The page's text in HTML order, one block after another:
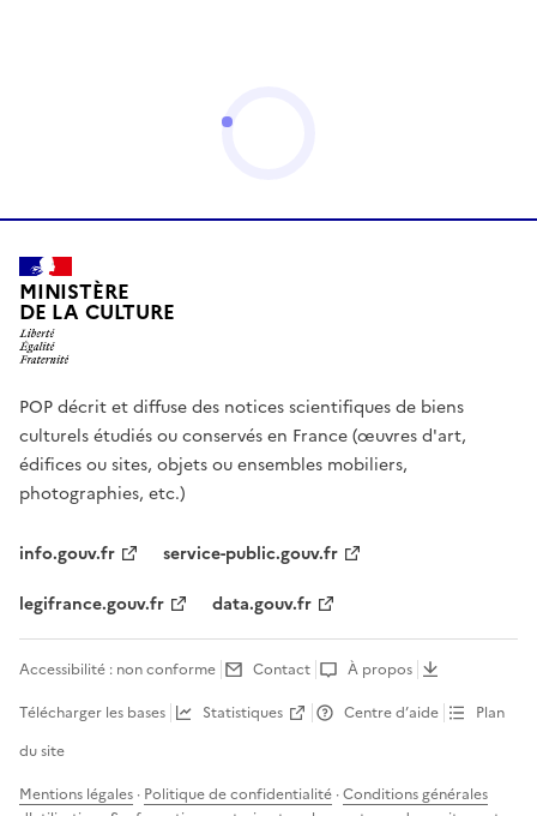
MINISTÈRE
DE LA CULTURE
POP décrit et diffuse des notices scientifiques de biens
culturels étudiés ou conservés en France (œuvres d'art,
édifices ou sites, objets ou ensembles mobiliers,
photographies, etc.)
info.gouv.fr
service-public.gouv.fr
legifrance.gouv.fr
data.gouv.fr
Accessibilité : non conforme Contact
À propos
Télécharger les bases
Statistiques Centre d’aide
Plan
du site
Mentions légales · Politique de confidentialité ·Conditions générales